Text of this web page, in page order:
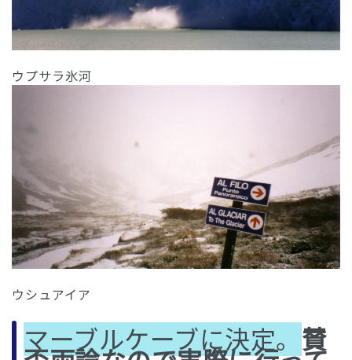
ウプサラ氷河
ウシュアイア
マーブルケーブに決定。 賛